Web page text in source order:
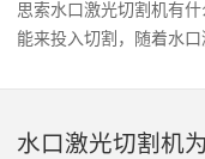
思索水口激光切割机有
能来投入切割，随着水
水口激光切割机